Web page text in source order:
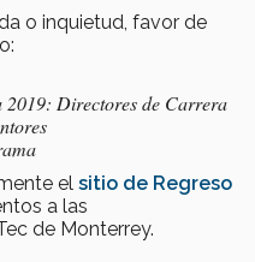
o inquietud, favor de
2019: Directores de Carrera
el sitio de Regreso
a las
de Monterrey.